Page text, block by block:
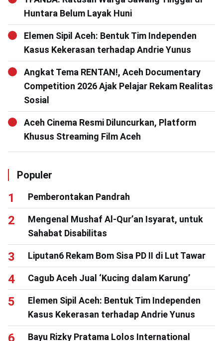
Huntara Belum Layak Huni
Elemen Sipil Aceh: Bentuk Tim Independen
Kasus Kekerasan terhadap Andrie Yunus
Angkat Tema RENTAN!, Aceh Documentary
Competition 2026 Ajak Pelajar Rekam Realitas
Sosial
Aceh Cinema Resmi Diluncurkan, Platform
Khusus Streaming Film Aceh
Populer
Pemberontakan Pandrah
Mengenal Mushaf Al-Qur’an Isyarat, untuk
Sahabat Disabilitas
Liputan6 Rekam Bom Sisa PD II di Lut Tawar
Cagub Aceh Jual ‘Kucing dalam Karung’
Elemen Sipil Aceh: Bentuk Tim Independen
Kasus Kekerasan terhadap Andrie Yunus
Bayu Rizky Pratama Lolos International